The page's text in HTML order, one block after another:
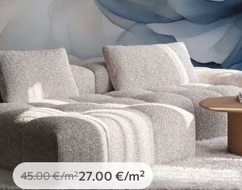
45.00€/m²27.00 €/m²